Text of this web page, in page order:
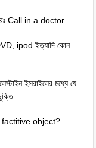
Call in a doctor.
ipod ইত্যাদি কোন
ইসরাইলের মধ্যে যে
object?